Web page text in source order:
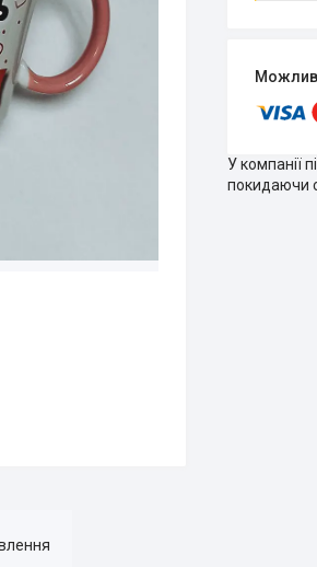
У компанії
покидаючи